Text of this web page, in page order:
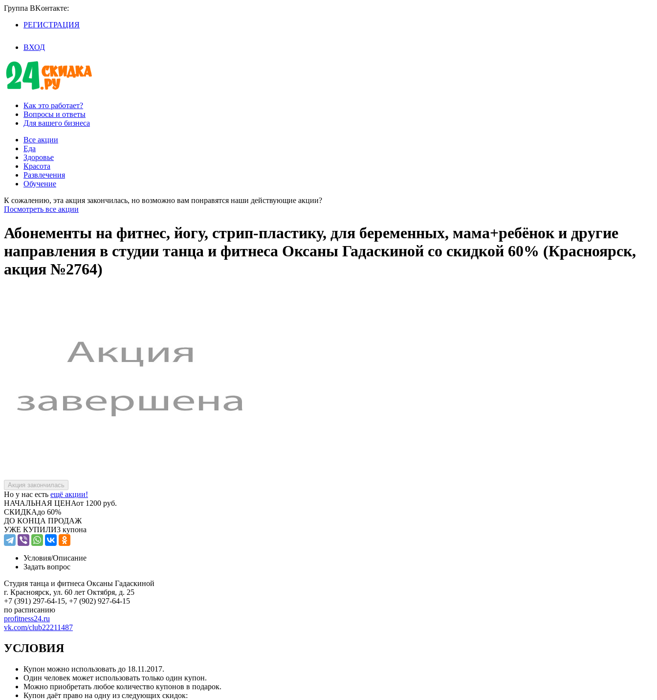
Группа BKoнтaктe:
РЕГИСТРАЦИЯ
ВХОД
Как это работает?
Вопросы и ответы
Для вашего бизнеса
Все акции
Еда
Здоровье
Красота
Развлечения
Обучение
К сожалению, эта акция закончилась, но возможно вам понравятся наши действующие акции?
Посмотреть все акции
Абонементы на фитнес, йогу, стрип-пластику, для беременных, мама+ребёнок и другие
направления в студии танца и фитнеса Оксаны Гадаскиной со скидкой 60% (Красноярск,
акция №2764)
Но у нас есть ещё акции!
НАЧАЛЬНАЯ ЦЕНАот 1200 руб.
СКИДКАдо 60%
ДО КОНЦА ПРОДАЖ
УЖЕ КУПИЛИ3 купона
Условия/Описание
Задать вопрос
Студия танца и фитнеса Оксаны Гадаскиной
г. Красноярск, ул. 60 лет Октября, д. 25
+7 (391) 297-64-15, +7 (902) 927-64-15
по расписанию
profitness24.ru
vk.com/club22211487
УСЛОВИЯ
Купон можно использовать до 18.11.2017.
Один человек может использовать только один купон.
Можно приобретать любое количество купонов в подарок.
Купон даёт право на одну из следующих скидок: